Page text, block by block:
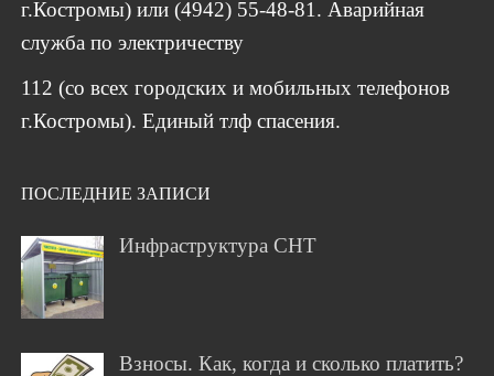
г.Костромы) или (4942) 55-48-81. Аварийная
служба по электричеству
112 (со всех городских и мобильных телефонов
г.Костромы). Единый тлф спасения.
ПОСЛЕДНИЕ ЗАПИСИ
Инфраструктура СНТ
Взносы. Как, когда и сколько платить?